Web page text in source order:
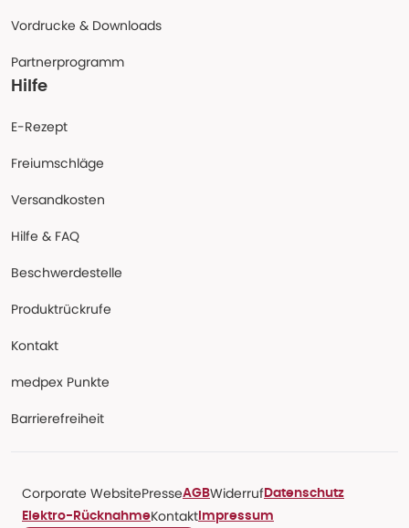
Vordrucke & Downloads
Partnerprogramm
Hilfe
E-Rezept
Freiumschläge
Versandkosten
Hilfe & FAQ
Beschwerdestelle
Produktrückrufe
Kontakt
medpex Punkte
Barrierefreiheit
Corporate WebsitePresseAGBWiderruf Datenschutz
Elektro-RücknahmeKontakt Impressum